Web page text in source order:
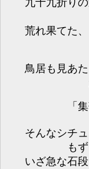
荒れ果てた
鳥居も見あ
「
そんなシチ
も
いざ急な石